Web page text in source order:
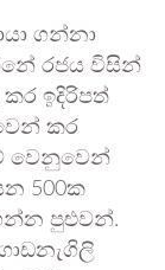
ගන්නා
රජය විසින්
ඉදිරිපත්
කර
වෙනුවෙන්
500ක
පුළුවන්.